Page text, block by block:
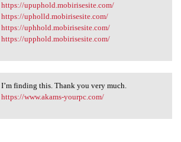
https://upuphold.mobirisesite.com/
https://upholld.mobirisesite.com/
https://uphhold.mobirisesite.com/
https://upphold.mobirisesite.com/
finding this. Thank you
I’m finding this. Thank you very much.
https://www.akams-yourpc.com/